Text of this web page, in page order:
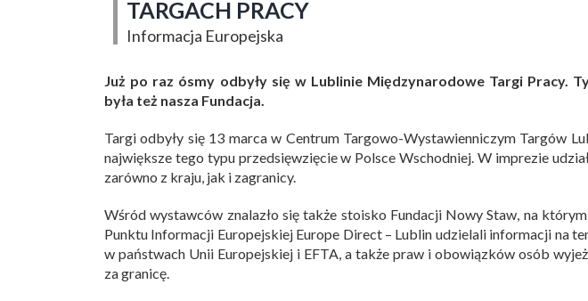
TARGACH PRACY
Informacja Europejska
Już po raz ósmy odbyły się w Lublinie Międzynarodowe Targi Pracy.
była też nasza Fundacja.
Targi odbyły się 13 marca w Centrum Targowo-Wystawienniczym Targów
największe tego typu przedsięwzięcie w Polsce Wschodniej. W imprezie
zarówno z kraju, jak i zagranicy.
Wśród wystawców znalazło się także stoisko Fundacji Nowy Staw, na
Punktu Informacji Europejskiej Europe Direct – Lublin udzielali informacji na
w państwach Unii Europejskiej i EFTA, a także praw i obowiązków osób
za granicę.